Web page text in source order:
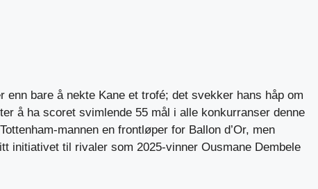
enn bare å nekte Kane et trofé; det svekker hans håp om
å ha scoret svimlende 55 mål i alle konkurranser denne
mannen en frontløper for Ballon d’Or, men
initiativet til rivaler som 2025-vinner Ousmane Dembele